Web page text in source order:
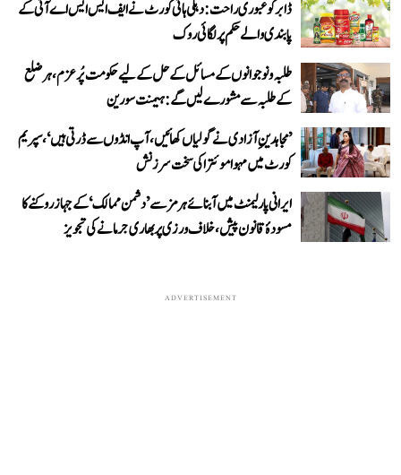
ڈابر کو عبوری راحت: دہلی ہائی کورٹ نے ایف ایس ایس اے آئی کے
پابندی والے حکم پر لگائی روک
طلبہ و نوجوانوں کے مسائل کے حل کے لیے حکومت پُرعزم، ہر ضلع
کے طلبہ سے مشورے لیں گے: ہیمنت سورین
’مجاہدینِ آزادی نے گولیاں کھائیں، آپ انڈوں سے ڈرتی ہیں‘، سپریم
کورٹ میں مہوا موئترا کی سخت سرزنش
ایرانی پارلیمنٹ میں آبنائے ہرمز سے ’دشمن ممالک‘ کے جہاز روکنے کا
مسودۂ قانون پیش، خلاف ورزی پر بھاری جرمانے کی تجویز
ADVERTISEMENT